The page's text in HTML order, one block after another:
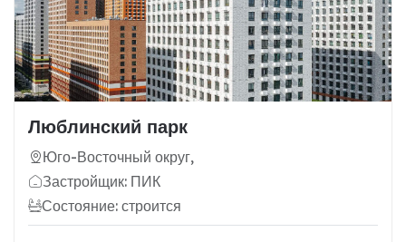
Люблинский парк
Юго-Восточный округ,
Застройщик: ПИК
Состояние: строится